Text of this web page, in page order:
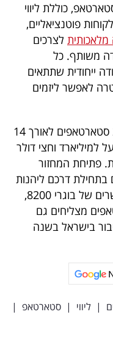
לארח 12 חברות סטארטאפ, כוללת ליווי
פוטנציאליים,
מלאכותית לצרכים
משותף. כל
ייחודית שתתאים
לאפשר ליזמים
8200EISP כבר תמכה ביותר מ-200 סטארטאפים לאורך 14
למיליארד וחצי דולר
פתיחת המחזור
בתחילת דרכם ליהנות
ממעטפת תמיכה רחבה ומרשת הקשרים של בוגרי 8200,
מצליחים גם
בישראל בשנה
| ליווי | סטארטאפ |